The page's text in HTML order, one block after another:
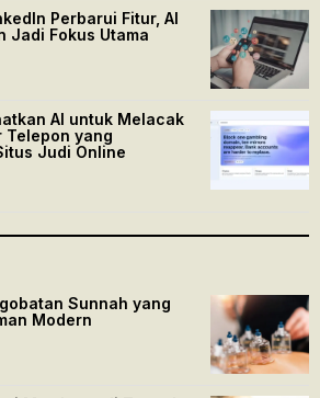
Perbarui Fitur, AI
Jadi Fokus Utama
AI untuk Melacak
Telepon yang
Judi Online
Sunnah yang
Modern